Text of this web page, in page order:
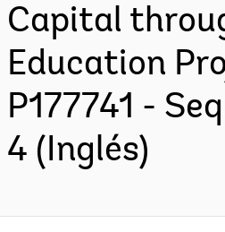
Capital
Education
P177741 -
4 (Inglés)